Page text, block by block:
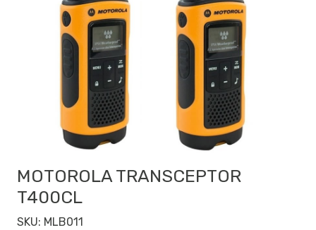
MOTOROLA TRANSCEPTOR
T400CL
SKU: MLB011